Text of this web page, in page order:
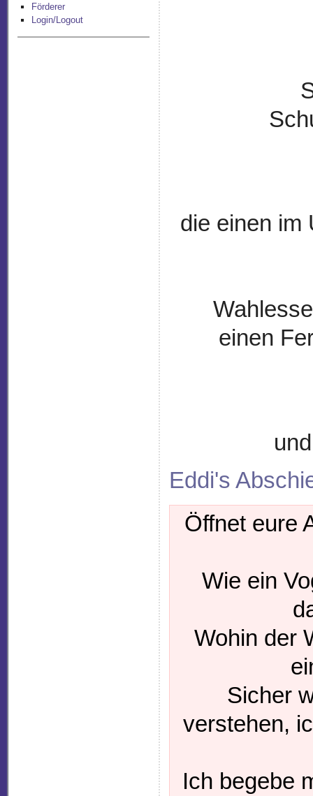
Förderer
Login/Logout
die einen im
einen
Eddi's
Öffnet eure
Wie ein
Wohin der
Sicher
verstehen,
Ich begebe